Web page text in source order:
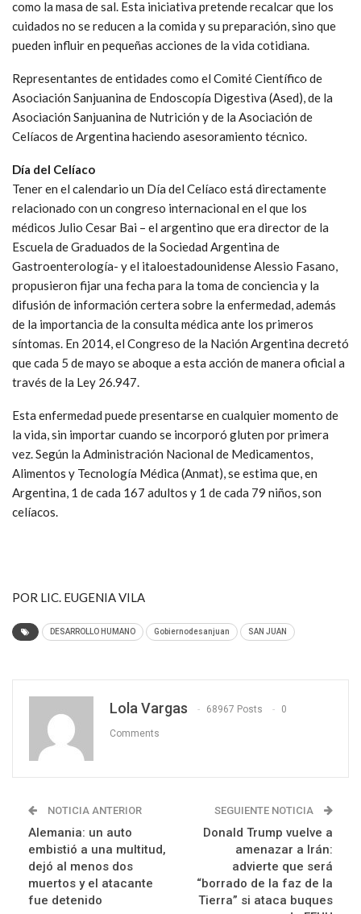
como la masa de sal. Esta iniciativa pretende recalcar que los
cuidados no se reducen a la comida y su preparación, sino que
pueden influir en pequeñas acciones de la vida cotidiana.
Representantes de entidades como el Comité Científico de
Asociación Sanjuanina de Endoscopía Digestiva (Ased), de la
Asociación Sanjuanina de Nutrición y de la Asociación de
Celíacos de Argentina haciendo asesoramiento técnico.
Día del Celíaco
Tener en el calendario un Día del Celíaco está directamente
relacionado con un congreso internacional en el que los
médicos Julio Cesar Bai – el argentino que era director de la
Escuela de Graduados de la Sociedad Argentina de
Gastroenterología- y el italoestadounidense Alessio Fasano,
propusieron fijar una fecha para la toma de conciencia y la
difusión de información certera sobre la enfermedad, además
de la importancia de la consulta médica ante los primeros
síntomas. En 2014, el Congreso de la Nación Argentina decretó
que cada 5 de mayo se aboque a esta acción de manera oficial a
través de la Ley 26.947.
Esta enfermedad puede presentarse en cualquier momento de
la vida, sin importar cuando se incorporó gluten por primera
vez. Según la Administración Nacional de Medicamentos,
Alimentos y Tecnología Médica (Anmat), se estima que, en
Argentina, 1 de cada 167 adultos y 1 de cada 79 niños, son
celíacos.
POR LIC. EUGENIA VILA
DESARROLLO HUMANO Gobiernodesanjuan SAN JUAN
Lola Vargas 68967 Posts 0
Comments
NOTICIA ANTERIOR
Alemania: un auto
embistió a una multitud,
dejó al menos dos
muertos y el atacante
fue detenido
SEGUIENTE NOTICIA
Donald Trump vuelve a
amenazar a Irán:
advierte que será
“borrado de la faz de la
Tierra” si ataca buques